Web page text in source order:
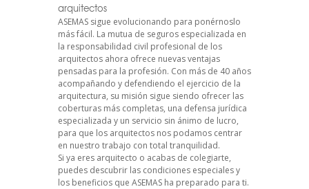
arquitectos
ASEMAS sigue evolucionando para ponérnoslo
más fácil. La mutua de seguros especializada en
la responsabilidad civil profesional de los
arquitectos ahora ofrece nuevas ventajas
pensadas para la profesión. Con más de 40 años
acompañando y defendiendo el ejercicio de la
arquitectura, su misión sigue siendo ofrecer las
coberturas más completas, una defensa jurídica
especializada y un servicio sin ánimo de lucro,
para que los arquitectos nos podamos centrar
en nuestro trabajo con total tranquilidad.
Si ya eres arquitecto o acabas de colegiarte,
puedes descubrir las condiciones especiales y
los beneficios que ASEMAS ha preparado para ti.